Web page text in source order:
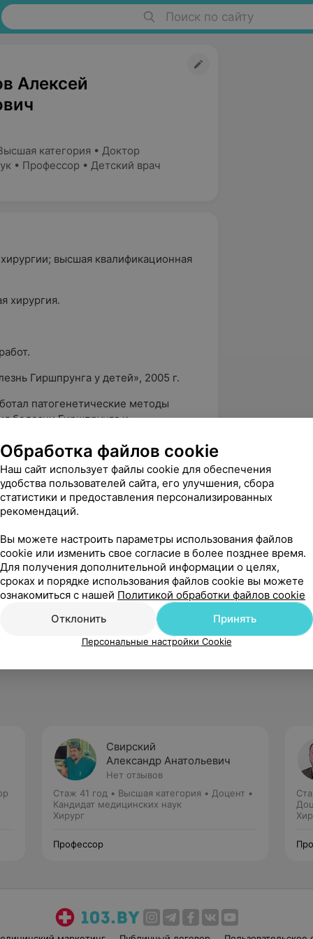
Поиск по сайту
Алексей
категория • Доктор
• Профессор • Детский врач
высшая квалификационная
хирургия.
Гиршпрунга у детей», 2005 г.
патогенетические методы
болезни Гиршпрунга и
возрасте, позволившие
осложнения и добиться
в Беларуси. Разработал
и оперативного лечения болезни
развития в детском возрасте,
послеоперационные осложнения и
результатов. Усилиями Алексея
главного детского хирурга
хирургические отделения
лапараскопической
лечения острой
Свирский
Александр Анатольевич
Нет отзывов
Стаж 41 год • Высшая категория • Доцент •
Кандидат медицинских наук
Хирург
Профессор
Обработка файлов cookie
Наш сайт использует файлы cookie для обеспечения
удобства пользователей сайта, его улучшения, сбора
статистики и предоставления персонализированных
рекомендаций.
Вы можете настроить параметры использования файлов
cookie или изменить свое согласие в более позднее время.
Для получения дополнительной информации о целях,
сроках и порядке использования файлов cookie вы можете
ознакомиться с нашей Политикой обработки файлов cookie
Отклонить
Принять
Персональные настройки Cookie